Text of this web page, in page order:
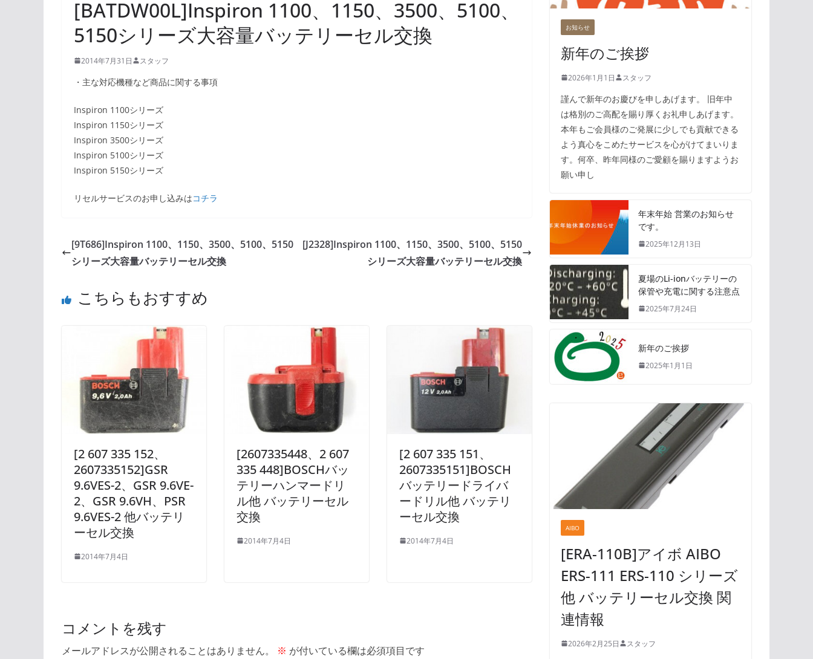
[BATDW00L]Inspiron 1100、1150、3500、5100、
5150シリーズ大容量バッテリーセル交換
2014年7月31日 スタッフ
・主な対応機種など商品に関する事項
Inspiron 1100シリーズ
Inspiron 1150シリーズ
Inspiron 3500シリーズ
Inspiron 5100シリーズ
Inspiron 5150シリーズ
リセルサービスのお申し込みはコチラ
[9T686]Inspiron 1100、1150、3500、5100、5150
シリーズ大容量バッテリーセル交換
[J2328]Inspiron 1100、1150、3500、5100、5150
シリーズ大容量バッテリーセル交換
こちらもおすすめ
[2 607 335 152、
2607335152]GSR
9.6VES-2、GSR 9.6VE-
2、GSR 9.6VH、PSR
9.6VES-2 他バッテリ
ーセル交換
2014年7月4日
[2607335448、2 607
335 448]BOSCHバッ
テリーハンマードリ
ル他 バッテリーセル
交換
2014年7月4日
[2 607 335 151、
2607335151]BOSCH
バッテリードライバ
ードリル他 バッテリ
ーセル交換
2014年7月4日
コメントを残す
メールアドレスが公開されることはありません。 ※ が付いている欄は必須項目です
お知らせ
新年のご挨拶
2026年1月1日 スタッフ
謹んで新年のお慶びを申しあげます。 旧年中
は格別のご高配を賜り厚くお礼申しあげます。
本年もご会員様のご発展に少しでも貢献できる
よう真心をこめたサービスを心がけてまいりま
す。何卒、昨年同様のご愛顧を賜りますようお
願い申し
年末年始 営業のお知らせ
です。
2025年12月13日
夏場のLi-ionバッテリーの
保管や充電に関する注意点
2025年7月24日
新年のご挨拶
2025年1月1日
AIBO
[ERA-110B]アイボ AIBO
ERS-111 ERS-110 シリーズ
他 バッテリーセル交換 関
連情報
2026年2月25日 スタッフ